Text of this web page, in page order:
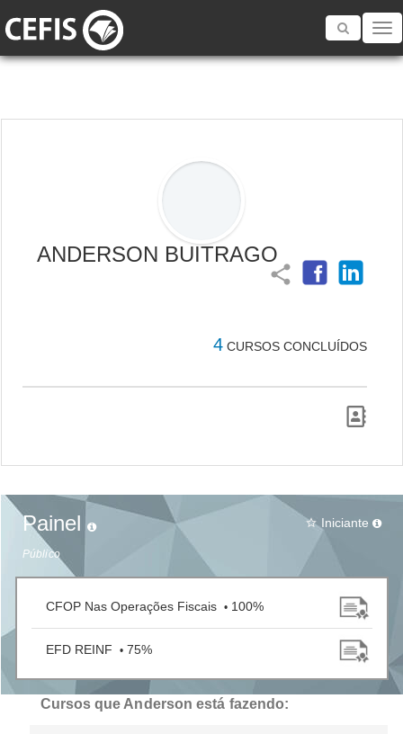
Toggle
ANDERSON BUITRAGO
share
4 CURSOS CONCLUÍDOS
Painel
Público
star_border Iniciante
CFOP Nas Operações Fiscais • 100%
EFD REINF • 75%
Cursos que Anderson está fazendo: